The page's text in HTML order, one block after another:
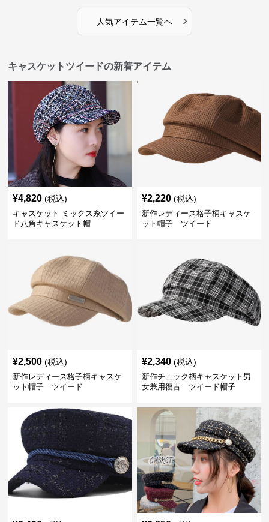
人気アイテム一覧へ ›
キャスケットツイードの新着アイテム
¥4,820 (税込)
キャスケット ミックス糸ツイー
ド八角キャスケット帽
¥2,220 (税込)
新作レディース格子柄キャスケ
ット帽子 ツイード
¥2,500 (税込)
新作レディース格子柄キャスケ
ット帽子 ツイード
¥2,340 (税込)
新作チェック柄キャスケット男
女兼用復古 ツイード帽子